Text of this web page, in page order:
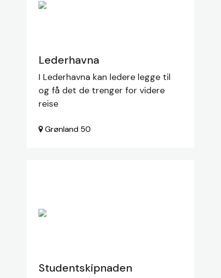
Lederhavna
I Lederhavna kan ledere legge til
og få det de trenger for videre
reise
Grønland 50
Studentskipnaden